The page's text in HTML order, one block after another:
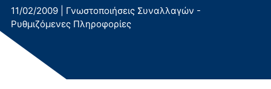
11/02/2009| Γνωστοποιήσεις Συναλλαγών -
Ρυθμιζόμενες Πληροφορίες